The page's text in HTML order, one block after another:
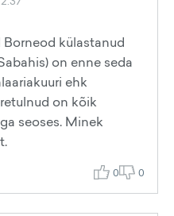
külastanud
on enne seda
ehk
on kõik
seoses. Minek
0 0